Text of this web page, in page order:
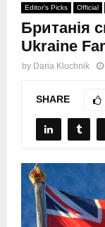
Editor's Picks Official
Британія
Ukraine
by Daria Kluchnik
SHARE